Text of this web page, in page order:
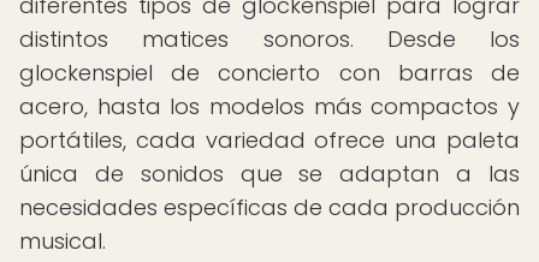
distintos matices sonoros. Desde los
glockenspiel de concierto con barras de
acero, hasta los modelos más compactos y
portátiles, cada variedad ofrece una paleta
única de sonidos que se adaptan a las
necesidades específicas de cada producción
musical.